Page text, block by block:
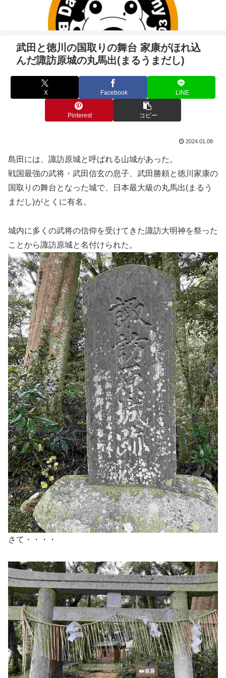
武田と徳川の国取りの舞台 家康がほれ込
んだ諏訪原城の丸馬出(まるうまだし)
X Facebook LINE
Pinterest コピー
2024.01.08
島田には、諏訪原城と呼ばれる山城があった。
戦国最強の武将・武田信玄の息子、武田勝頼と徳川家康の
国取りの舞台となった城で、日本最大級の丸馬出(まるう
まだし)がとくに有名。
城内に多くの武将の信仰を受けてきた諏訪大明神を祭った
ことから諏訪原城と名付けられた。
さて・・・・